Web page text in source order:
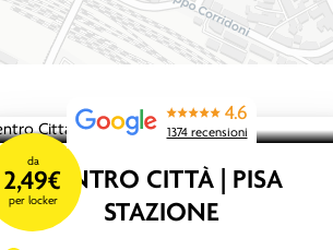
da
2,49€
per locker
4.6
1374 recensioni
CENTRO CITTÀ | PISA
STAZIONE